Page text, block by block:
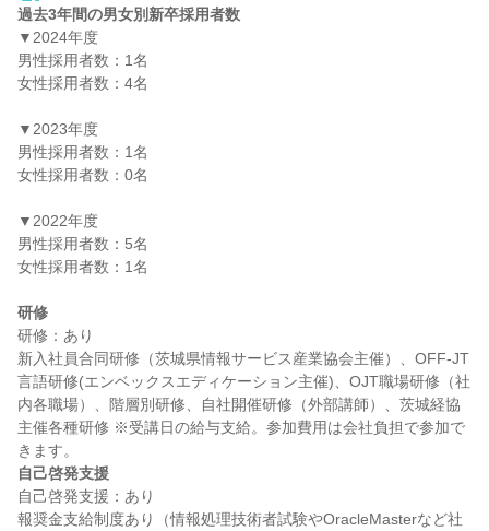
過去3年間の男女別新卒採用者数
▼2024年度
男性採用者数：1名
女性採用者数：4名
▼2023年度
男性採用者数：1名
女性採用者数：0名
▼2022年度
男性採用者数：5名
女性採用者数：1名
研修
研修：あり
新入社員合同研修（茨城県情報サービス産業協会主催）、OFF-JT
言語研修(エンベックスエディケーション主催)、OJT職場研修（社
内各職場）、階層別研修、自社開催研修（外部講師）、茨城経協
主催各種研修 ※受講日の給与支給。参加費用は会社負担で参加で
自己啓発支援
自己啓発支援：あり
報奨金支給制度あり（情報処理技術者試験やOracleMasterなど社